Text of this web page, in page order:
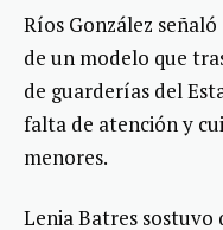
Ríos González
de un modelo que
de guarderías del
falta de atención y
menores.
Lenia Batres